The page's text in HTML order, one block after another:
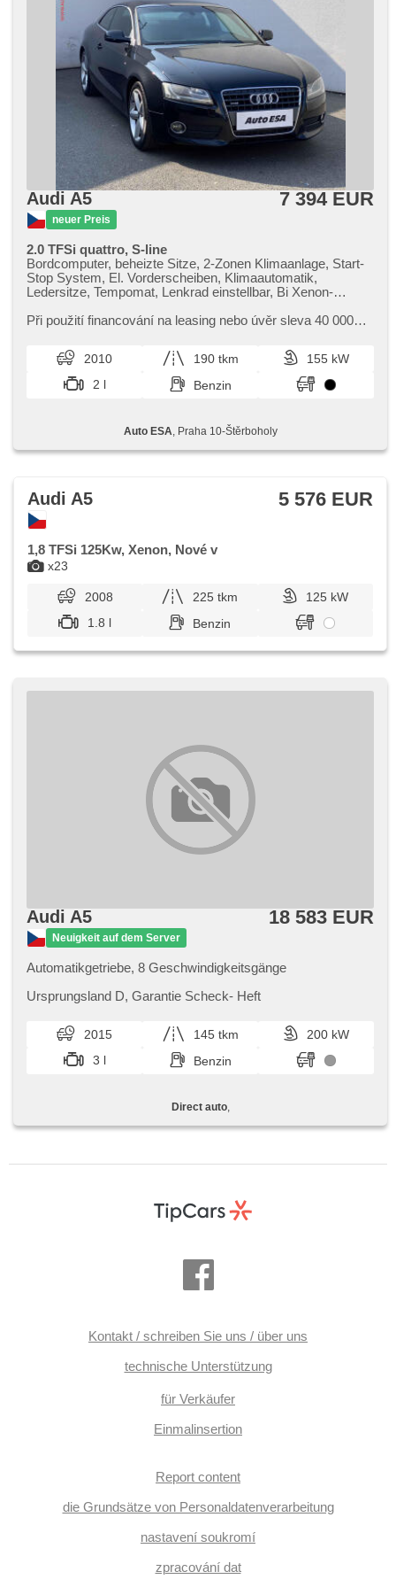
pod volantem
Audi A5
neuer Preis
7 394 EUR
2.0 TFSi quattro, S-line
Bordcomputer, beheizte Sitze, 2-Zonen Klimaanlage, Start-
Stop System, El. Vorderscheiben, Klimaautomatik,
Ledersitze, Tempomat, Lenkrad einstellbar, Bi Xenon-
Spiegel, beheizte Spiegel, Scheinwerferwaschanlagen,
Funkfernbedienung, Elektronisches Stabilitätsprogramm
(ESP), Nebelscheinwerfer, El. Klappspiegel, ABS, parkovací
senzory zadní, isofix, elektronická ruční brzda, 6x Airbag
Při použití financování na leasing nebo úvěr sleva 40 000
hod. Kupujte vozy s garancí!
2010 190 tkm
155 kW
2 l
Benzin
Auto ESA , Praha 10-Štěrboholy
x23
Audi A5 5 576 EUR
1,8 TFSi 125Kw, Xenon, Nové v
2008 225 tkm
125 kW
1.8 l
Benzin
Audi A5
Neuigkeit auf dem Server
18 583 EUR
Automatikgetriebe, 8 Geschwindigkeitsgänge
Ursprungsland D,​ Garantie Scheck​- Heft
2015 145 tkm
200 kW
3 l
Benzin
Direct auto,
Kontakt / schreiben Sie uns / über uns
technische Unterstützung
für Verkäufer
Einmalinsertion
Report content
die Grundsätze von Personaldatenverarbeitung
nastavení soukromí
zpracování dat